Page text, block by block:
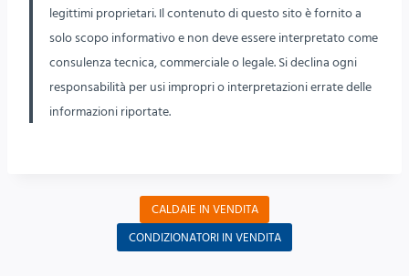
legittimi proprietari. Il contenuto di questo sito è fornito a
solo scopo informativo e non deve essere interpretato come
consulenza tecnica, commerciale o legale. Si declina ogni
responsabilità per usi impropri o interpretazioni errate delle
informazioni riportate.
CALDAIE IN VENDITA
CONDIZIONATORI IN VENDITA